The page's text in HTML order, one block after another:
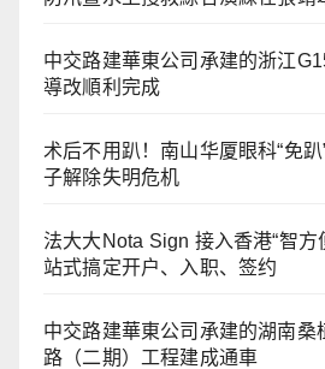
中交路建華東公司承建的浙江
導改順利完成
术后不用趴！南山华厦眼科“免
子解除失明危机
法大大Nota Sign 接入香港“智方
站式搞定开户、入职、签约
中交路建華東公司承建的湖南桑
路（二期）工程建成通車